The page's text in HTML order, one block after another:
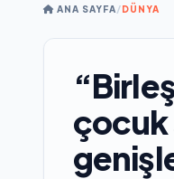
ANA SAYFA/DÜNYA
çocuk